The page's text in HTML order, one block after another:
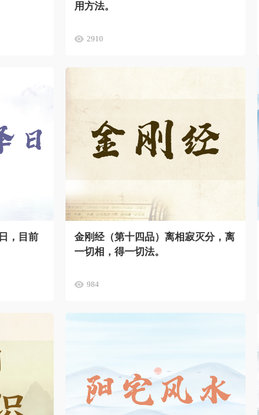
用方法。
2910
，目前
金刚经（第十四品）离相寂灭分，离
一切相，得一切法。
984